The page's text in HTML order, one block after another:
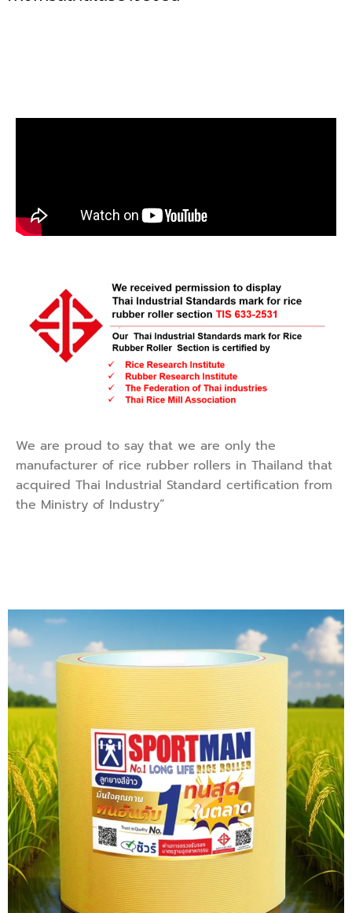
We are proud to say that we are only the
manufacturer of rice rubber rollers in Thailand that
acquired Thai Industrial Standard certification from
the Ministry of Industry”